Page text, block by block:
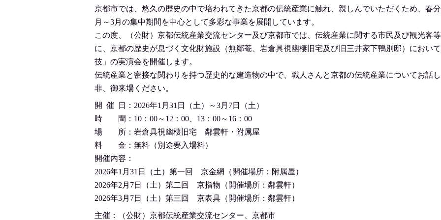
京都市では、悠久の歴史の中で培われてきた京都の伝統産業に触れ、親しんでいただくため、春
月～3月の集中期間を中心として多彩な事業を展開しています。
この度、（公財）京都伝統産業交流センター及び京都市では、伝統産業に関する市民及び観光客
に、京都の歴史が息づく文化財施設（無鄰菴、岩倉具視幽棲旧宅及び旧三井家下鴨別邸）におい
技」の実演会を開催します。
伝統産業と密接な関わりを持つ歴史的な建造物の中で、職人さんと京都の伝統産業についてお話
非、御来場ください。
開 催 日：2026年1月31日（土）～3月7日（土）
時 間：10：00～12：00、13：00～16：00
場 所：岩倉具視幽棲旧宅 鄰雲軒・附属屋
料 金：無料（別途要入場料）
開催内容：
2026年1月31日（土）第一回 京金網（開催場所：附属屋）
2026年2月7日（土）第二回 京指物（開催場所：鄰雲軒）
2026年3月7日（土）第三回 京表具（開催場所：鄰雲軒）
主催：（公財）京都伝統産業交流センター、京都市